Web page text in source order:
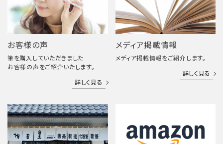
お客様の声
筆を購入していただきました
お客様の声をご紹介いたします。
詳しく見る
メディア掲載情報
メディア掲載情報をご紹介します。
詳しく見る